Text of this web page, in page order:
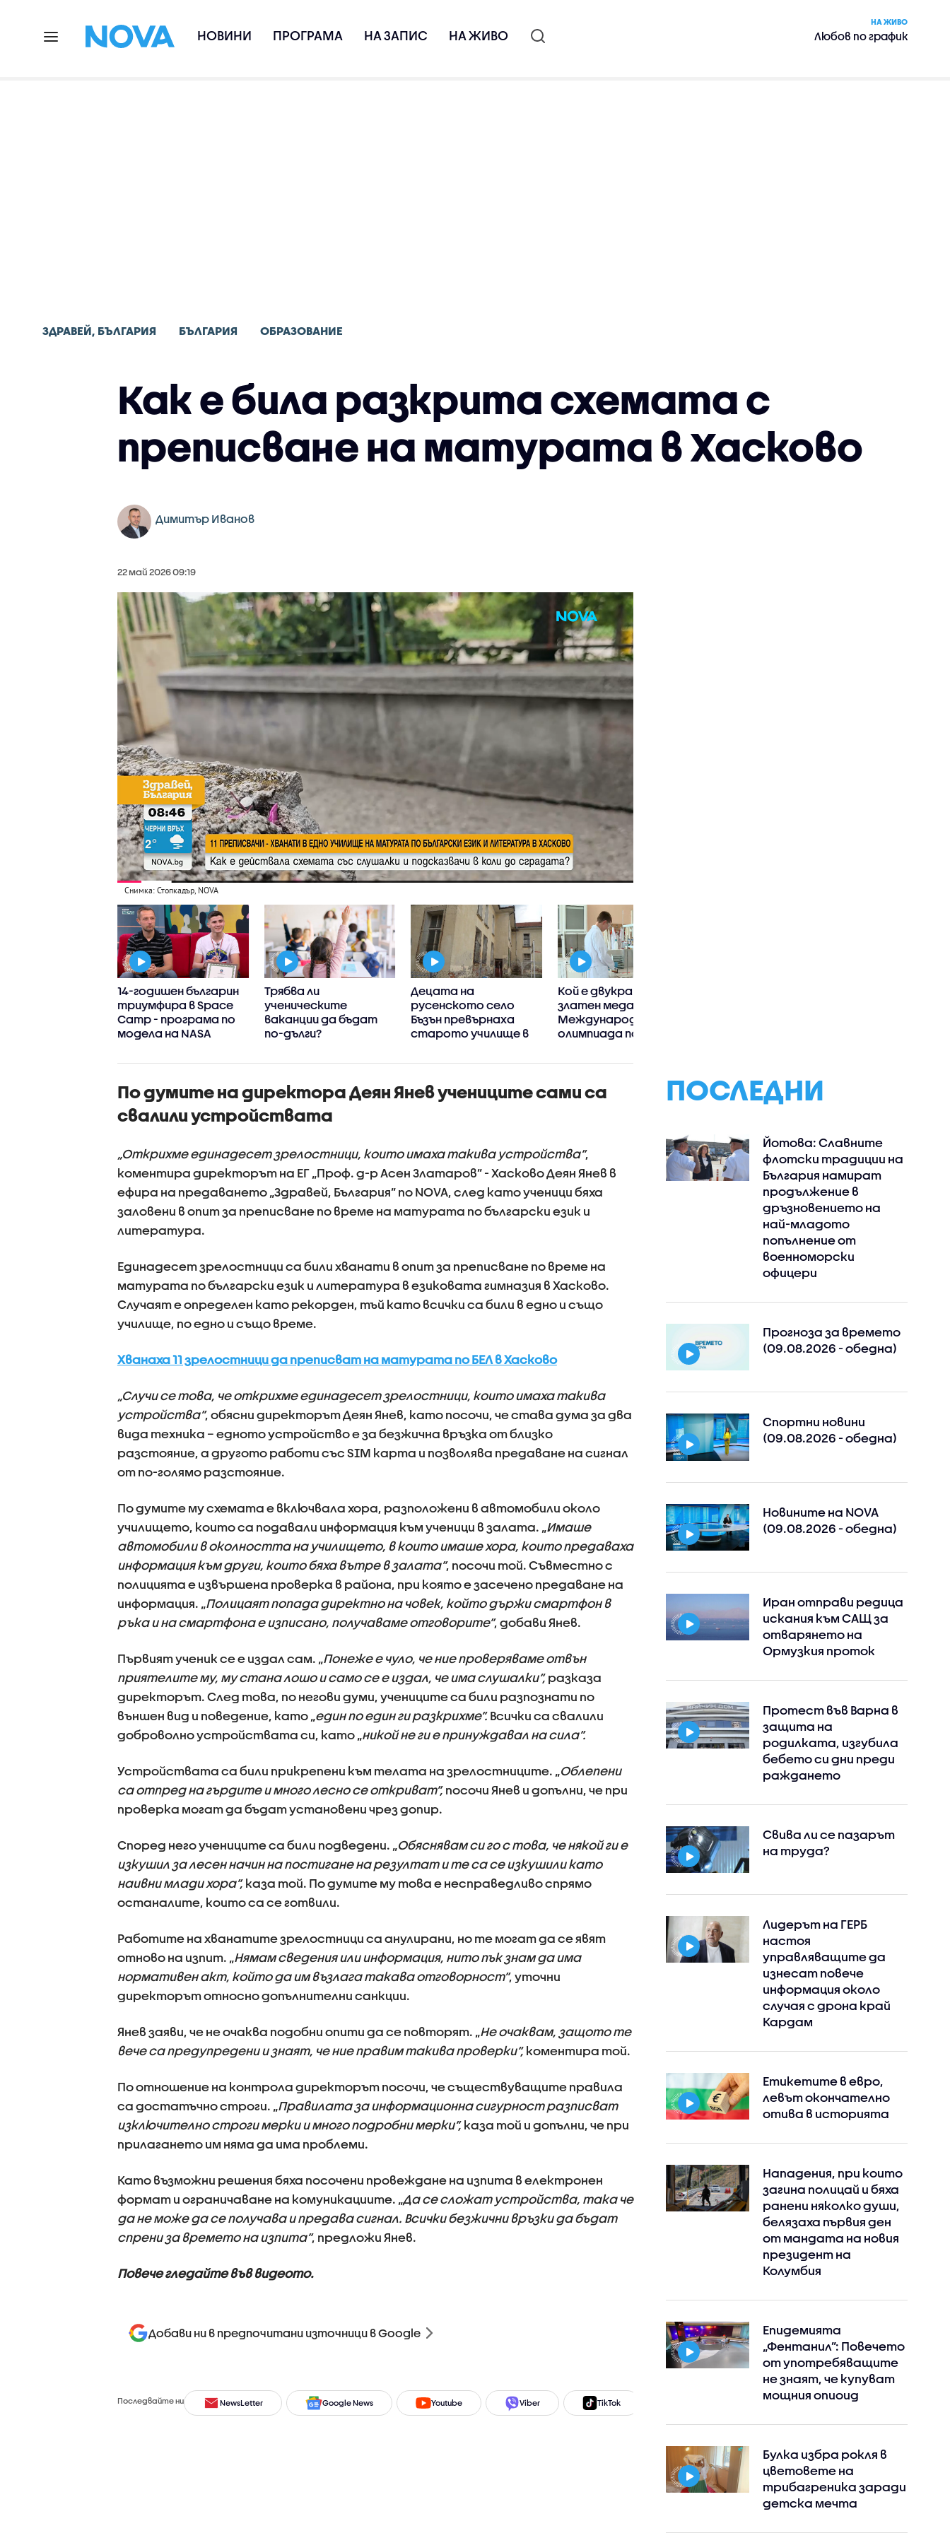
НОВИНИ ПРОГРАМА НА ЗАПИС НА ЖИВО
НА ЖИВО
Любов по график
ЗДРАВЕЙ, БЪЛГАРИЯ БЪЛГАРИЯ ОБРАЗОВАНИЕ
Как е била разкрита схемата с
преписване на матурата в Хасково
Димитър Иванов
22 май 2026 09:19
Снимка: Стопкадър, NOVA
14-годишен българин
триумфира в Space
Camp - програма по
модела на NASA
Трябва ли
ученическите
ваканции да бъдат
по-дълги?
Децата на
русенското село
Бъзън превърнаха
старото училище в
Кой е двукратния ни
златен медалист на
Международната
олимпиада по химия
По думите на директора Деян Янев учениците сами са
свалили устройствата
„Открихме единадесет зрелостници, които имаха такива устройства”,
коментира директорът на ЕГ „Проф. д-р Асен Златаров” - Хасково Деян Янев в
ефира на предаването „Здравей, България” по NOVA, след като ученици бяха
заловени в опит за преписване по време на матурата по български език и
литература.
Единадесет зрелостници са били хванати в опит за преписване по време на
матурата по български език и литература в езиковата гимназия в Хасково.
Случаят е определен като рекорден, тъй като всички са били в едно и също
училище, по едно и също време.
Хванаха 11 зрелостници да преписват на матурата по БЕЛ в Хасково
„Случи се това, че открихме единадесет зрелостници, които имаха такива
устройства”, обясни директорът Деян Янев, като посочи, че става дума за два
вида техника – едното устройство е за безжична връзка от близко
разстояние, а другото работи със SIM карта и позволява предаване на сигнал
от по-голямо разстояние.
По думите му схемата е включвала хора, разположени в автомобили около
училището, които са подавали информация към ученици в залата. „Имаше
автомобили в околността на училището, в които имаше хора, които предаваха
информация към други, които бяха вътре в залата”, посочи той. Съвместно с
полицията е извършена проверка в района, при която е засечено предаване на
информация. „Полицаят попада директно на човек, който държи смартфон в
ръка и на смартфона е изписано, получаваме отговорите”, добави Янев.
Първият ученик се е издал сам. „Понеже е чуло, че ние проверяваме отвън
приятелите му, му стана лошо и само се е издал, че има слушалки“,разказа
директорът. След това, по негови думи, учениците са били разпознати по
външен вид и поведение, като „един по един ги разкрихме”.Всички са свалили
доброволно устройствата си, като „никой не ги е принуждавал на сила”.
Устройствата са били прикрепени към телата на зрелостниците. „Облепени
са отпред на гърдите и много лесно се откриват”,посочи Янев и допълни, че при
проверка могат да бъдат установени чрез допир.
Според него учениците са били подведени. „Обяснявам си го с това, че някой ги е
изкушил за лесен начин на постигане на резултат и те са се изкушили като
наивни млади хора”,каза той. По думите му това е несправедливо спрямо
останалите, които са се готвили.
Работите на хванатите зрелостници са анулирани, но те могат да се явят
отново на изпит. „Нямам сведения или информация, нито пък знам да има
нормативен акт, който да им възлага такава отговорност”, уточни
директорът относно допълнителни санкции.
Янев заяви, че не очаква подобни опити да се повторят. „Не очаквам, защото те
вече са предупредени и знаят, че ние правим такива проверки“,коментира той.
По отношение на контрола директорът посочи, че съществуващите правила
са достатъчно строги. „Правилата за информационна сигурност разписват
изключително строги мерки и много подробни мерки”,каза той и допълни, че при
прилагането им няма да има проблеми.
Като възможни решения бяха посочени провеждане на изпита в електронен
формат и ограничаване на комуникациите. „Да се сложат устройства, така че
да не може да се получава и предава сигнал. Всички безжични връзки да бъдат
спрени за времето на изпита”, предложи Янев.
Повече гледайте във видеото.
Добави ни в предпочитани източници в Google
Последвайте ни NewsLetter Google News Youtube Viber TikTok Facebook
ПОСЛЕДНИ
Йотова: Славните
флотски традиции на
България намират
продължение в
дръзновението на
най-младото
попълнение от
военноморски
офицери
Прогноза за времето
(09.08.2026 - обедна)
Спортни новини
(09.08.2026 - обедна)
Новините на NOVA
(09.08.2026 - обедна)
Иран отправи редица
искания към САЩ за
отварянето на
Ормузкия проток
Протест във Варна в
защита на
родилката, изгубила
бебето си дни преди
раждането
Свива ли се пазарът
на труда?
Лидерът на ГЕРБ
настоя
управляващите да
изнесат повече
информация около
случая с дрона край
Кардам
Етикетите в евро,
левът окончателно
отива в историята
Нападения, при които
загина полицай и бяха
ранени няколко души,
белязаха първия ден
от мандата на новия
президент на
Колумбия
Епидемията
„Фентанил”: Повечето
от употребяващите
не знаят, че купуват
мощния опиоид
Булка избра рокля в
цветовете на
трибагреника заради
детска мечта